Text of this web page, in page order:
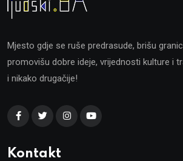
Mjesto gdje se ruše predrasude, brišu
promovišu dobre ideje, vrijednosti kulture i
i nikako drugačije!
Kontakt